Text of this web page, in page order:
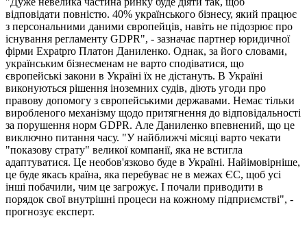
відповідати повністю. 40% українського бізнесу, який працює
з персональними даними європейців, навіть не підозрює про
існування регламенту GDPR", - зазначає партнер юридичної
фірми Expatpro Платон Даниленко. Однак, за його словами,
українським бізнесменам не варто сподіватися, що
європейські закони в Україні їх не дістануть. В Україні
виконуються рішення іноземних судів, діють угоди про
правову допомогу з європейськими державами. Немає тільки
виробленого механізму щодо притягнення до відповідальності
за порушення норм GDPR. Але Даниленко впевнений, що це
виключно питання часу. "У найближчі місяці варто чекати
"показову страту" великої компанії, яка не встигла
адаптуватися. Це необов'язково буде в Україні. Найімовірніше,
це буде якась країна, яка перебуває не в межах ЄС, щоб усі
інші побачили, чим це загрожує. І почали приводити в
порядок свої внутрішні процеси на кожному підприємстві", -
прогнозує експерт.